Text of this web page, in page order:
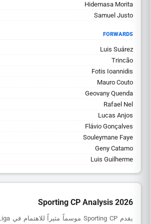
Hidemasa Morita
Samuel Justo
FORWARDS
Luis Suárez
Trincão
Fotis Ioannidis
Mauro Couto
Geovany Quenda
Rafael Nel
Lucas Anjos
Flávio Gonçalves
Souleymane Faye
Geny Catamo
Luis Guilherme
Sporting CP Analysis 2026